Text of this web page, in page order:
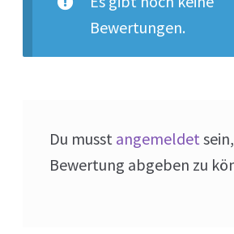
Bewertungen.
Du musst angemeldet
Bewertung abgeben zu